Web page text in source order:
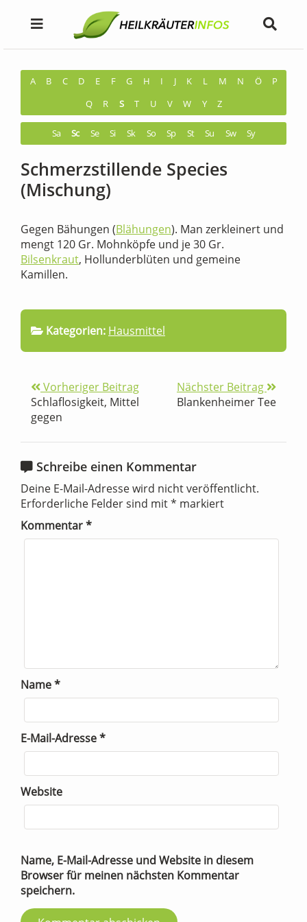
A B C D E F G H I J K L M N Ö
P
Q
R S T U V W Y Z
Sa Sc Se Si Sk So Sp St Su Sw Sy
Schmerzstillende Species
(Mischung)
Gegen Bähungen (Blähungen). Man zerkleinert und
mengt 120 Gr. Mohnköpfe und je 30 Gr.
Bilsenkraut, Hollunderblüten und gemeine
Kamillen.
Kategorien: Hausmittel
Vorheriger Beitrag
Schlaflosigkeit, Mittel
gegen
Nächster Beitrag
Blankenheimer Tee
Schreibe einen Kommentar
Deine E-Mail-Adresse wird nicht veröffentlicht.
Erforderliche Felder sind mit* markiert
Kommentar*
Name*
E-Mail-Adresse*
Website
Name, E-Mail-Adresse und Website in diesem
Browser für meinen nächsten Kommentar
speichern.